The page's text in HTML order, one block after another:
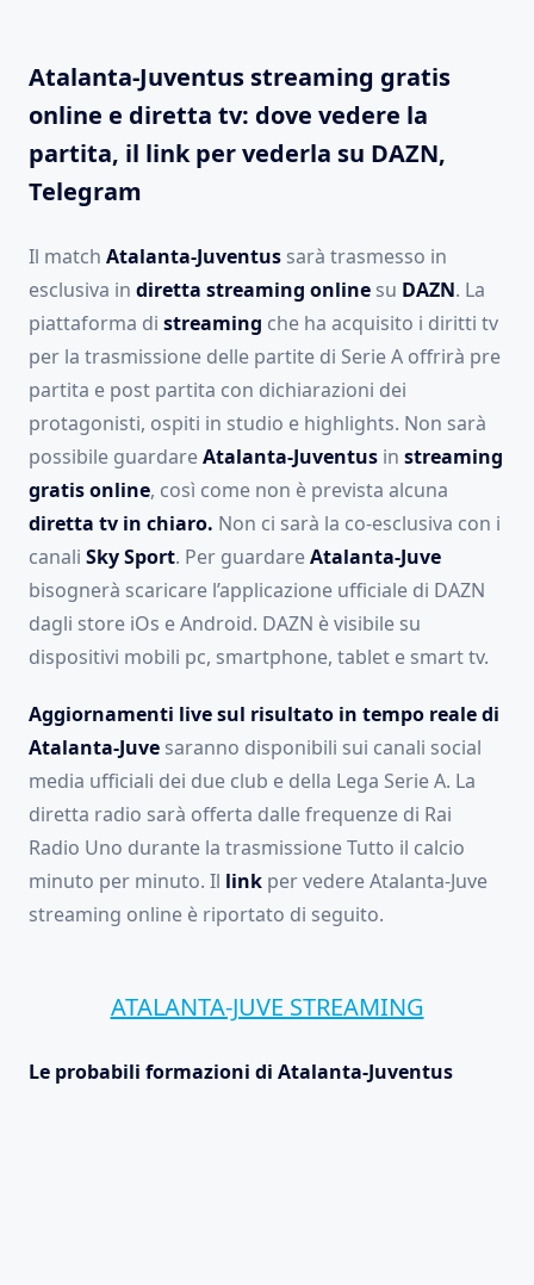
Atalanta-Juventus streaming gratis
online e diretta tv: dove vedere la
partita, il link per vederla su DAZN,
Telegram
Il match Atalanta-Juventus sarà trasmesso in
esclusiva in diretta streaming online su DAZN. La
piattaforma di streaming che ha acquisito i diritti tv
per la trasmissione delle partite di Serie A offrirà pre
partita e post partita con dichiarazioni dei
protagonisti, ospiti in studio e highlights. Non sarà
possibile guardareAtalanta-Juventus in streaming
gratisonline, così come non è prevista alcuna
diretta tv in chiaro. Non ci sarà la co-esclusiva con i
canali Sky Sport. Per guardareAtalanta-Juve
bisognerà scaricare l’applicazione ufficiale di DAZN
dagli store iOs e Android. DAZN è visibile su
dispositivi mobili pc, smartphone, tablet e smart tv.
Aggiornamenti live sul risultato in tempo reale di
Atalanta-Juve saranno disponibili sui canali social
media ufficiali dei due club e della Lega Serie A. La
diretta radio sarà offerta dalle frequenze di Rai
Radio Uno durante la trasmissione Tutto il calcio
minuto per minuto. Il link per vedere Atalanta-Juve
streaming online è riportato di seguito.
ATALANTA-JUVE STREAMING
Le probabili formazioni di Atalanta-Juventus